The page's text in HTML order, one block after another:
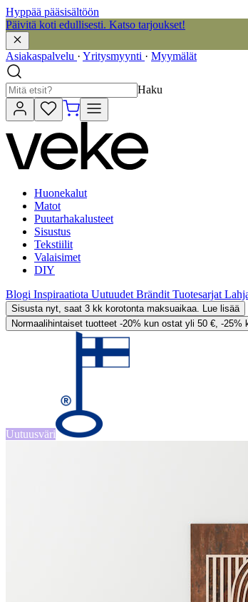
Hyppää pääsisältöön
Päivitä koti edullisesti. Katso tarjoukset!
Asiakaspalvelu · Yritysmyynti · Myymälät
Haku
Huonekalut
Matot
Puutarhakalusteet
Sisustus
Tekstiilit
Valaisimet
DIY
Blogi Inspiraatiota Uutuudet Brändit Tuotesarjat
Sisusta nyt, saat 3 kk korotonta maksuaikaa. Lue lisää
Normaalihintaiset tuotteet -20% kun ostat yli 50 €, -
Uutuusväri